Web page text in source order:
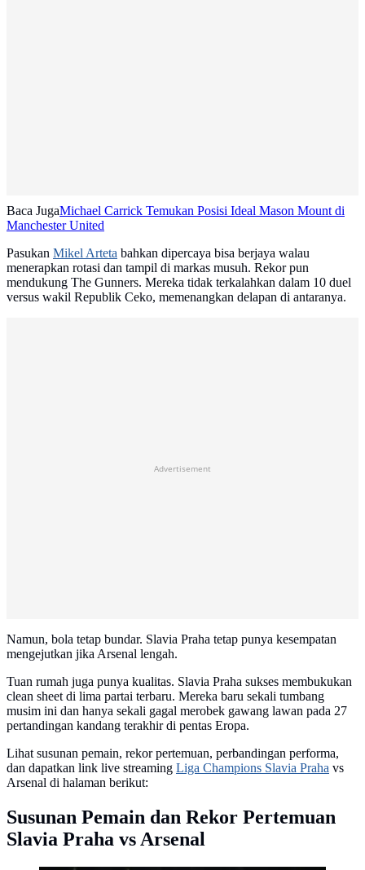
Baca JugaMichael Carrick Temukan Posisi Ideal Mason Mount di
Manchester United
Pasukan Mikel Arteta bahkan dipercaya bisa berjaya walau
menerapkan rotasi dan tampil di markas musuh. Rekor pun
mendukung The Gunners. Mereka tidak terkalahkan dalam 10 duel
versus wakil Republik Ceko, memenangkan delapan di antaranya.
Advertisement
Namun, bola tetap bundar. Slavia Praha tetap punya kesempatan
mengejutkan jika Arsenal lengah.
Tuan rumah juga punya kualitas. Slavia Praha sukses membukukan
clean sheet di lima partai terbaru. Mereka baru sekali tumbang
musim ini dan hanya sekali gagal merobek gawang lawan pada 27
pertandingan kandang terakhir di pentas Eropa.
Lihat susunan pemain, rekor pertemuan, perbandingan performa,
dan dapatkan link live streaming Liga Champions Slavia Praha vs
Arsenal di halaman berikut:
Susunan Pemain dan Rekor Pertemuan
Slavia Praha vs Arsenal